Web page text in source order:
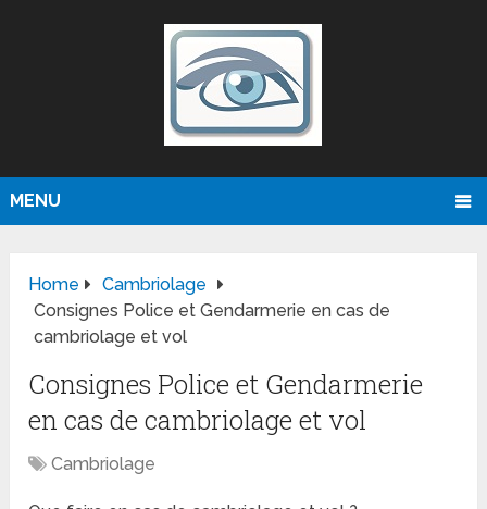
MENU
Home
Cambriolage
Consignes Police et Gendarmerie en cas de
cambriolage et vol
Consignes Police et Gendarmerie
en cas de cambriolage et vol
Cambriolage